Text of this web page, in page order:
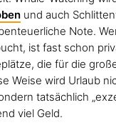
und auch
Note.
ist fast schon
die für die
Weise wird Urlaub
tatsächlich
viel Geld.